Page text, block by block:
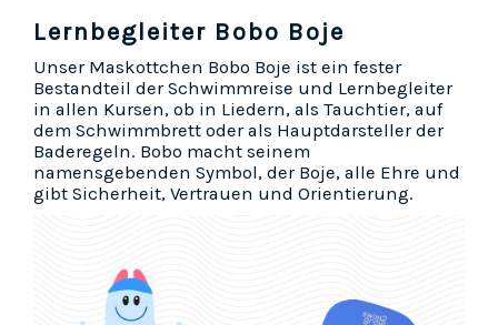
Lernbegleiter Bobo Boje
Unser Maskottchen Bobo Boje ist ein fester
Bestandteil der Schwimmreise und Lernbegleiter
in allen Kursen, ob in Liedern, als Tauchtier, auf
dem Schwimmbrett oder als Hauptdarsteller der
Baderegeln. Bobo macht seinem
namensgebenden Symbol, der Boje, alle Ehre und
gibt Sicherheit, Vertrauen und Orientierung.